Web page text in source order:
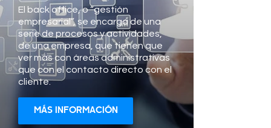
El back office, o “gestión
empresarial”, se encarga de una
serie de procesos y actividades,
de una empresa, que tienen que
ver más con áreas administrativas
que con el contacto directo con el
cliente.
MÁS INFORMACIÓN